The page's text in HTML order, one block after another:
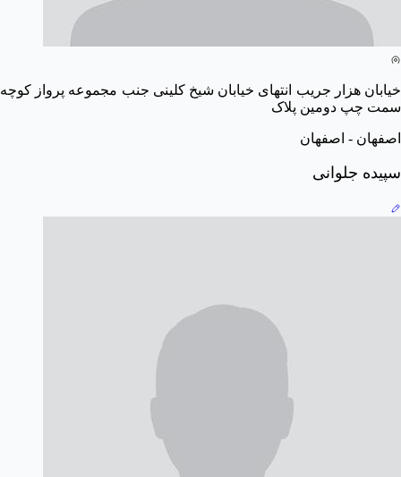
خیابان هزار جریب انتهای خیابان شیخ کلینی جنب مجموعه پرواز کوچه
سمت چپ دومین پلاک
اصفهان - اصفهان
سپیده جلوانی